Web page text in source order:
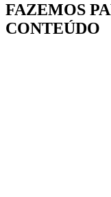
FAZEMOS
CONTEÚDO